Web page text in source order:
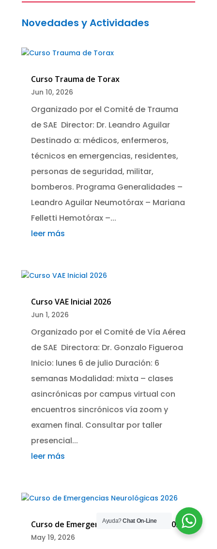
Novedades y Actividades
Curso Trauma de Torax
Jun 10, 2026
Organizado por el Comité de Trauma
de SAE Director: Dr. Leandro Aguilar
Destinado a: médicos, enfermeros,
técnicos en emergencias, residentes,
personas de seguridad, militar,
bomberos. Programa Generalidades –
Leandro Aguilar Neumotórax – Mariana
Felletti Hemotórax –...
leer más
Curso VAE Inicial 2026
Jun 1, 2026
Organizado por el Comité de Vía Aérea
de SAE Directora: Dr. Gonzalo Figueroa
Inicio: lunes 6 de julio Duración: 6
semanas Modalidad: mixta – clases
asincrónicas por campus virtual con
encuentros sincrónicos vía zoom y
examen final. Consultar por taller
presencial...
leer más
Curso de Emergencias Neurológicas 2026
May 19, 2026
Ayuda?Chat On-Line